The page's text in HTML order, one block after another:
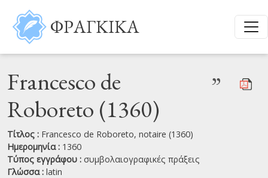
Παράκαμψη προς το κυρίως περιεχόμενο
ΦΡΑΓΚΙΚΑ
Francesco de
Roboreto (1360)
”
Τίτλος : Francesco de Roboreto, notaire (1360)
Ημερομηνία : 1360
Τύπος εγγράφου : συμβολαιογραφικές πράξεις
Γλώσσα : latin